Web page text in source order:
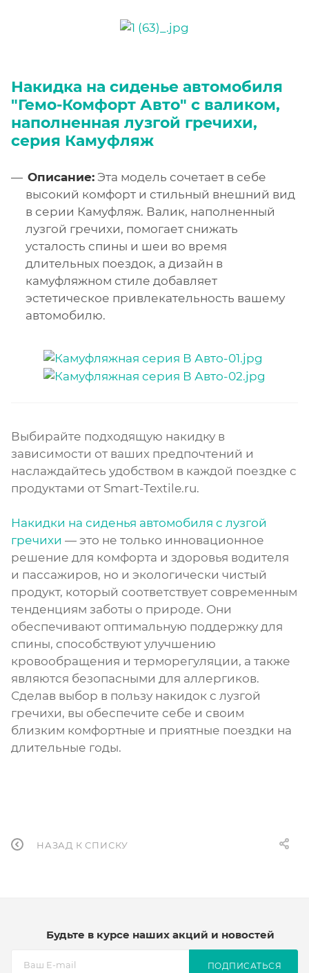
Накидка на сиденье автомобиля
"Гемо-Комфорт Авто" с валиком,
наполненная лузгой гречихи,
серия Камуфляж
Описание: Эта модель сочетает в себе
высокий комфорт и стильный внешний вид
в серии Камуфляж. Валик, наполненный
лузгой гречихи, помогает снижать
усталость спины и шеи во время
длительных поездок, а дизайн в
камуфляжном стиле добавляет
эстетическое привлекательность вашему
автомобилю.
Выбирайте подходящую накидку в
зависимости от ваших предпочтений и
наслаждайтесь удобством в каждой поездке с
продуктами от Smart-Textile.ru.
Накидки на сиденья автомобиля с лузгой
гречихи — это не только инновационное
решение для комфорта и здоровья водителя
и пассажиров, но и экологически чистый
продукт, который соответствует современным
тенденциям заботы о природе. Они
обеспечивают оптимальную поддержку для
спины, способствуют улучшению
кровообращения и терморегуляции, а также
являются безопасными для аллергиков.
Сделав выбор в пользу накидок с лузгой
гречихи, вы обеспечите себе и своим
близким комфортные и приятные поездки на
длительные годы.
НАЗАД К СПИСКУ
Будьте в курсе наших акций и новостей
ПОДПИСАТЬСЯ